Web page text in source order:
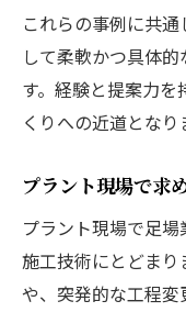
これらの事例に共
して柔軟かつ具体
す。経験と提案力
くりへの近道となり
プラント現場で求
プラント現場で足
施工技術にとどま
や、突発的な工程変